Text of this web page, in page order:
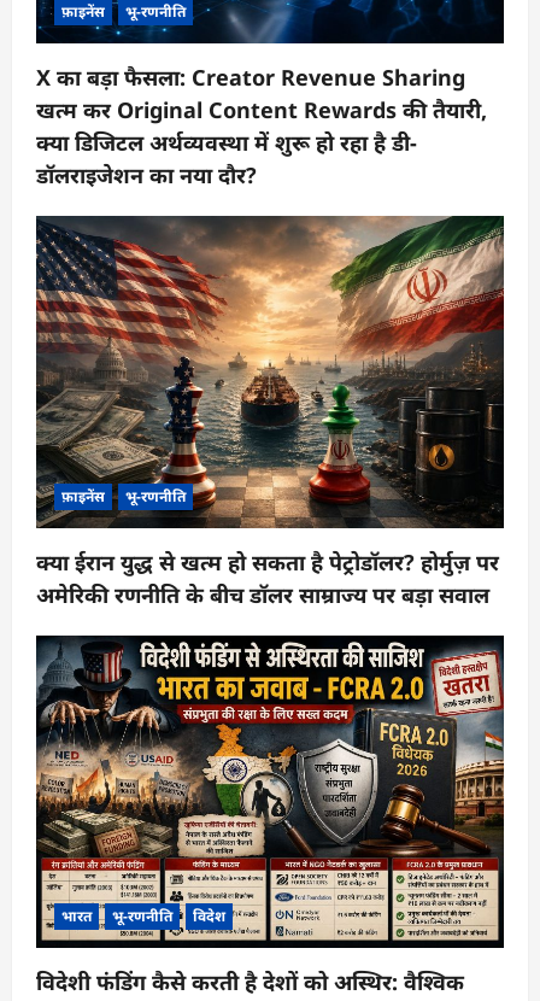
फ़ाइनेंस भू-रणनीति
X का बड़ा फैसला: Creator Revenue Sharing
खत्म कर Original Content Rewards की तैयारी,
क्या डिजिटल अर्थव्यवस्था में शुरू हो रहा है डी-
डॉलराइजेशन का नया दौर?
फ़ाइनेंस भू-रणनीति
क्या ईरान युद्ध से खत्म हो सकता है पेट्रोडॉलर? होर्मुज़ पर
अमेरिकी रणनीति के बीच डॉलर साम्राज्य पर बड़ा सवाल
भारत भू-रणनीति विदेश
विदेशी फंडिंग कैसे करती है देशों को अस्थिर: वैश्विक